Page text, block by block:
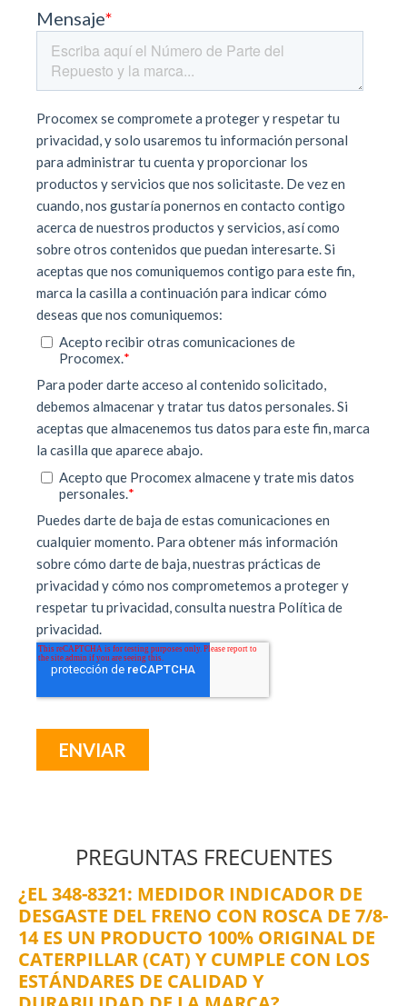
PREGUNTAS FRECUENTES
¿EL 348-8321: MEDIDOR INDICADOR DE
DESGASTE DEL FRENO CON ROSCA DE 7/8-
14 ES UN PRODUCTO 100% ORIGINAL DE
CATERPILLAR (CAT) Y CUMPLE CON LOS
ESTÁNDARES DE CALIDAD Y